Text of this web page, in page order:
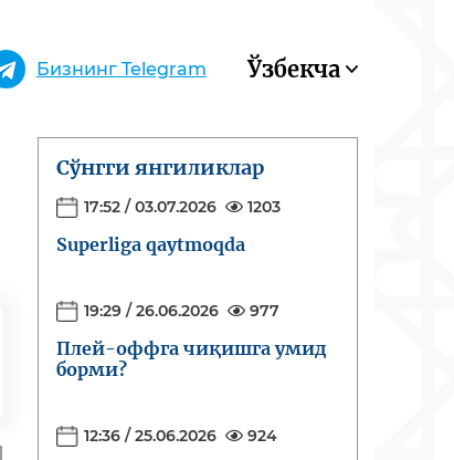
Бизнинг Telegram Ўзбекча
Сўнгги янгиликлар
17:52 / 03.07.2026 1203
Superliga qaytmoqda
19:29 / 26.06.2026 977
Плей-оффга чиқишга умид
борми?
12:36 / 25.06.2026 924